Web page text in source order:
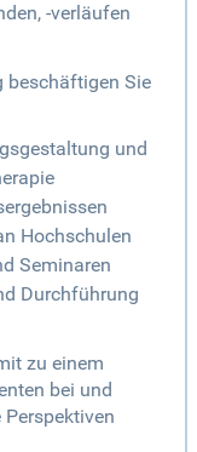
-verläufen
beschäftigen Sie
und
Hochschulen
Seminaren
Durchführung
zu einem
bei und